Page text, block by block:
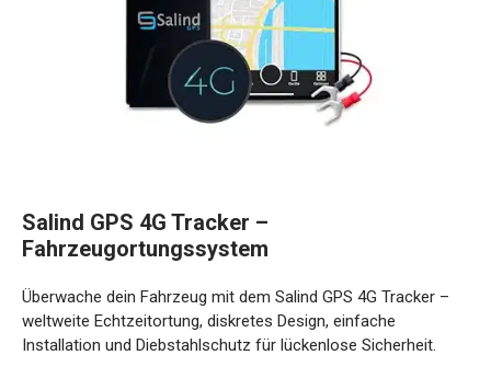
Fahrzeugortungssystem
weltweite Echtzeitortung, diskretes Design, einfache
Installation und Diebstahlschutz für lückenlose Sicherheit.